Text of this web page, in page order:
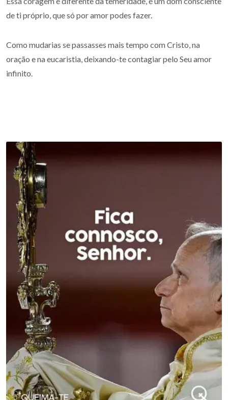
de ti próprio, que só por amor podes fazer.
Como mudarias se passasses mais tempo com Cristo, na
oração e na eucaristia, deixando-te contagiar pelo Seu amor
infinito.